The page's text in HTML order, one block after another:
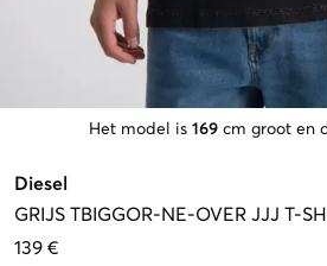
Het model is 169 cm groot en
Diesel
GRIJS TBIGGOR-NE-OVER JJJ T-
139 €